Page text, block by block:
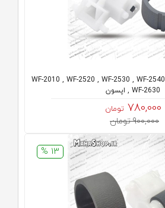
پد و پیکاپ پرینترهای WF-2010 , WF-2520 , WF-2530 , WF-2540
, WF-2630 اپسون
780,000 تومان
900,000 تومان
13 %